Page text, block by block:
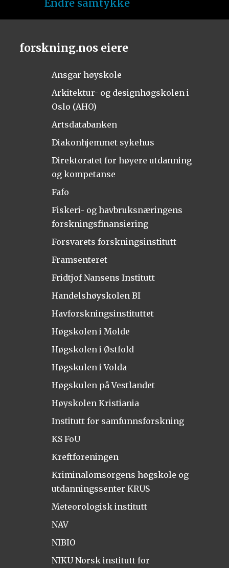
Endre samtykke
forskning.nos eiere
Ansgar høyskole
Arkitektur- og designhøgskolen i
Oslo (AHO)
Artsdatabanken
Diakonhjemmet sykehus
Direktoratet for høyere utdanning
og kompetanse
Fafo
Fiskeri- og havbruksnæringens
forskningsfinansiering
Forsvarets forskningsinstitutt
Framsenteret
Fridtjof Nansens Institutt
Handelshøyskolen BI
Havforskningsinstituttet
Høgskolen i Molde
Høgskolen i Østfold
Høgskulen i Volda
Høgskulen på Vestlandet
Høyskolen Kristiania
Institutt for samfunnsforskning
KS FoU
Kreftforeningen
Kriminalomsorgens høgskole og
utdanningssenter KRUS
Meteorologisk institutt
NAV
NIBIO
NIKU Norsk institutt for